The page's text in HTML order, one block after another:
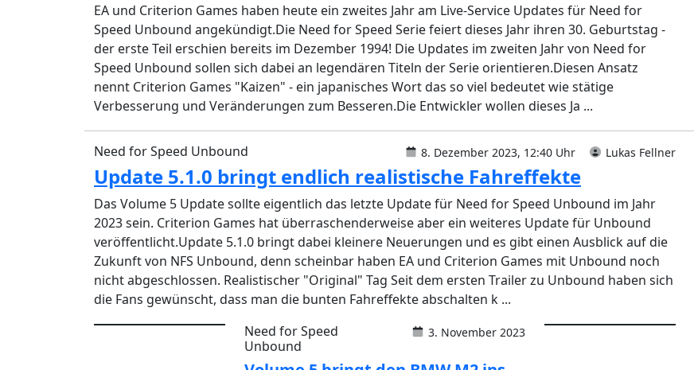
EA und Criterion Games haben heute ein zweites Jahr am Live-Service Updates für Need for
Speed Unbound angekündigt.Die Need for Speed Serie feiert dieses Jahr ihren 30. Geburtstag -
der erste Teil erschien bereits im Dezember 1994! Die Updates im zweiten Jahr von Need for
Speed Unbound sollen sich dabei an legendären Titeln der Serie orientieren.Diesen Ansatz
nennt Criterion Games "Kaizen" - ein japanisches Wort das so viel bedeutet wie stätige
Verbesserung und Veränderungen zum Besseren.Die Entwickler wollen dieses Ja ...
Need for Speed Unbound 8. Dezember 2023, 12:40 Uhr Lukas Fellner
Update 5.1.0 bringt endlich realistische Fahreffekte
Das Volume 5 Update sollte eigentlich das letzte Update für Need for Speed Unbound im Jahr
2023 sein. Criterion Games hat überraschenderweise aber ein weiteres Update für Unbound
veröffentlicht.Update 5.1.0 bringt dabei kleinere Neuerungen und es gibt einen Ausblick auf die
Zukunft von NFS Unbound, denn scheinbar haben EA und Criterion Games mit Unbound noch
nicht abgeschlossen. Realistischer "Original" Tag Seit dem ersten Trailer zu Unbound haben sich
die Fans gewünscht, dass man die bunten Fahreffekte abschalten k ...
Need for Speed
Unbound
3. November 2023